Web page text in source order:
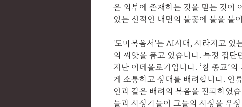
은 외부에 존재하는 것을 믿는 것이
있는 신적인 내면의 불꽃에 불을 붙
'도마복음서'는 AI시대, 사라지고 있
의 씨앗을 품고 있습니다. 특정 집단
지난 이데올로기입니다. ‘참 종교’
게 소통하고 상대를 배려합니다. 인
인과 같은 배려의 복음을 전파하였
들과 사상가들이 그들의 사상을 우